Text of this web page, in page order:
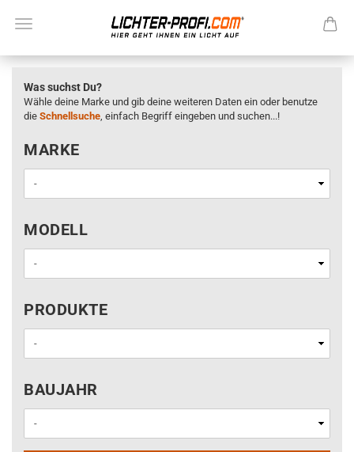
Was suchst Du?
Wähle deine Marke und gib deine weiteren Daten ein oder benutze
die Schnellsuche, einfach Begriff eingeben und suchen...!
MARKE
MARKE
MODELL
MODELL
PRODUKTE
PRODUKTE
BAUJAHR
BAUJAHR